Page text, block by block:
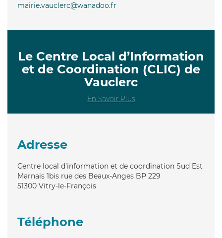
mairie.vauclerc@wanadoo.fr
Le Centre Local d’Information
et de Coordination (CLIC) de
Vauclerc
En Savoir Plus
Adresse
Centre local d'information et de coordination Sud Est
Marnais 1bis rue des Beaux-Anges BP 229
51300 Vitry-le-François
Téléphone